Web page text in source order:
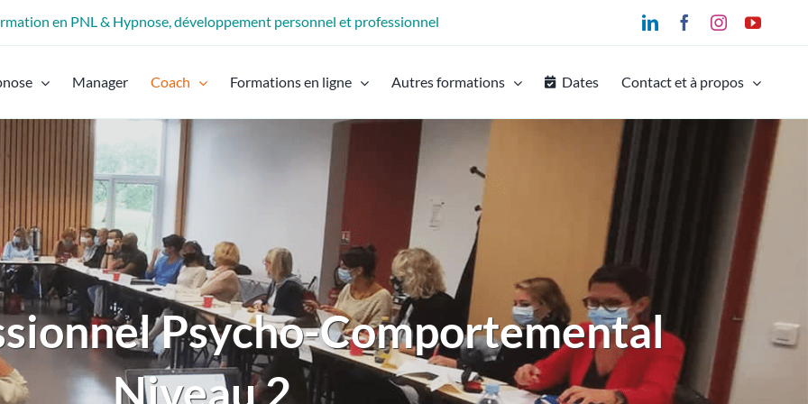
en PNL & Hypnose, développement personnel et professionnel LinkedInFacebookInstagram
Manager Coach Formations en ligne Autres formations Dates Contact et à propos
Psycho-Comportemental
Niveau 2